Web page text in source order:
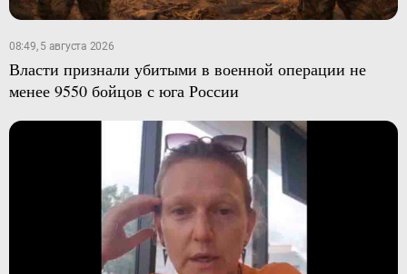
08:49, 5 августа 2026
Власти признали убитыми в военной операции не
менее 9550 бойцов с юга России